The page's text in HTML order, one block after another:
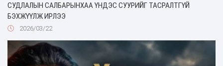
СУДЛАЛЫН САЛБАРЫНХАА ҮНДЭС СУУРИЙГ ТАСРАЛТГҮЙ
БЭХЖҮҮЛЖ ИРЛЭЭ
2026/03/22